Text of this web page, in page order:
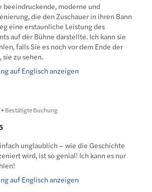
beeindruckende, moderne und
die den Zuschauer in ihren Bann
eine erstaunliche Leistung des
auf der Bühne darstellte. Ich kann sie
falls Sie es noch vor dem Ende der
zu sehen.
auf Englisch anzeigen
Bestätigte Buchung
unglaublich – wie die Geschichte
wird, ist so genial! Ich kann es nur
auf Englisch anzeigen